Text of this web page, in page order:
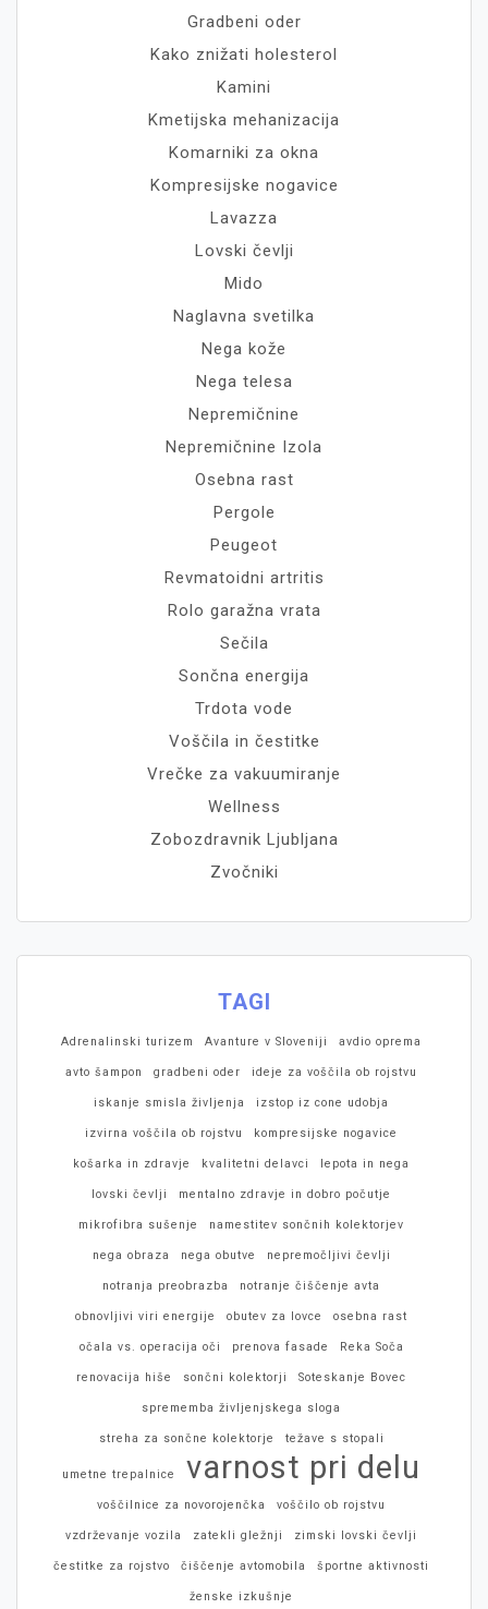
Gradbeni oder
Kako znižati holesterol
Kamini
Kmetijska mehanizacija
Komarniki za okna
Kompresijske nogavice
Lavazza
Lovski čevlji
Mido
Naglavna svetilka
Nega kože
Nega telesa
Nepremičnine
Nepremičnine Izola
Osebna rast
Pergole
Peugeot
Revmatoidni artritis
Rolo garažna vrata
Sečila
Sončna energija
Trdota vode
Voščila in čestitke
Vrečke za vakuumiranje
Wellness
Zobozdravnik Ljubljana
Zvočniki
TAGI
Adrenalinski turizem Avanture v Sloveniji avdio oprema
avto šampon gradbeni oder ideje za voščila ob rojstvu
iskanje smisla življenja izstop iz cone udobja
izvirna voščila ob rojstvu kompresijske nogavice
košarka in zdravje kvalitetni delavci lepota in nega
lovski čevlji mentalno zdravje in dobro počutje
mikrofibra sušenje namestitev sončnih kolektorjev
nega obraza nega obutve nepremočljivi čevlji
notranja preobrazba notranje čiščenje avta
obnovljivi viri energije obutev za lovce osebna rast
očala vs. operacija oči prenova fasade Reka Soča
renovacija hiše sončni kolektorji Soteskanje Bovec
sprememba življenjskega sloga
streha za sončne kolektorje težave s stopali
umetne trepalnice varnost pri delu
voščilnice za novorojenčka voščilo ob rojstvu
vzdrževanje vozila zatekli gležnji zimski lovski čevlji
čestitke za rojstvo čiščenje avtomobila športne aktivnosti
ženske izkušnje